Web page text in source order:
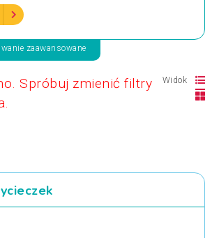
zaawansowane
Spróbuj zmienić filtry
Widok